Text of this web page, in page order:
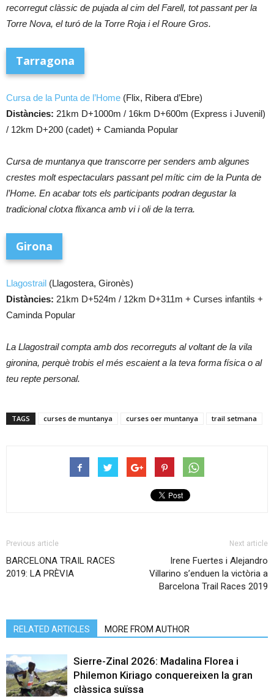
recorregut clàssic de pujada al cim del Farell, tot passant per la
Torre Nova, el turó de la Torre Roja i el Roure Gros.
Tarragona
Cursa de la Punta de l’Home (Flix, Ribera d’Ebre)
Distàncies: 21km D+1000m / 16km D+600m (Express i Juvenil)
/ 12km D+200 (cadet) + Camianda Popular
Cursa de muntanya que transcorre per senders amb algunes
crestes molt espectaculars passant pel mític cim de la Punta de
l’Home. En acabar tots els participants podran degustar la
tradicional clotxa flixanca amb vi i oli de la terra.
Girona
Llagostrail (Llagostera, Gironès)
Distàncies: 21km D+524m / 12km D+311m + Curses infantils +
Caminda Popular
La Llagostrail compta amb dos recorreguts al voltant de la vila
gironina, perquè trobis el més escaient a la teva forma física o al
teu repte personal.
TAGS curses de muntanya curses oer muntanya trail setmana
Previous article
BARCELONA TRAIL RACES
2019: LA PRÈVIA
Next article
Irene Fuertes i Alejandro
Villarino s’enduen la victòria a
Barcelona Trail Races 2019
RELATED ARTICLES MORE FROM AUTHOR
Sierre-Zinal 2026: Madalina Florea i
Philemon Kiriago conquereixen la gran
clàssica suïssa